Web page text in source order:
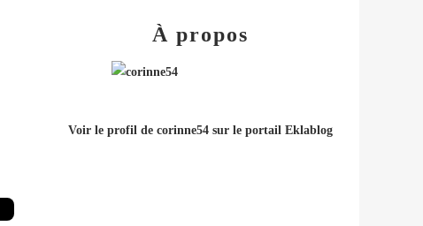
À propos
Voir le profil de corinne54sur le portail Eklablog